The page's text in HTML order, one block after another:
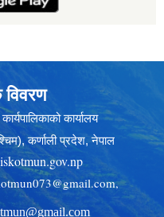
कार्यालय
कर्णाली प्रदेश, नेपाल
,